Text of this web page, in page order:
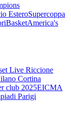
EsteroSupercoppa
BasketAmerica's
Live Riccione
Cortina
club 2025EICMA
Parigi